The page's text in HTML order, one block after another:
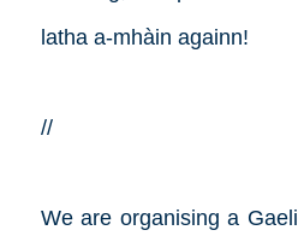
latha a-mhàin againn!
//
We are organising a